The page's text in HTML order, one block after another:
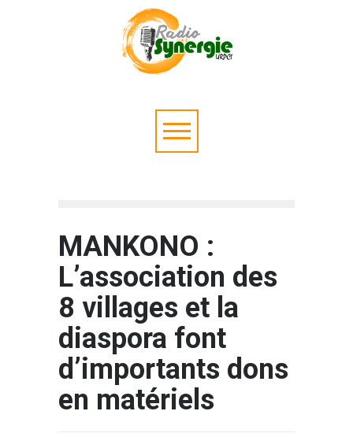
MANKONO :
L’association des
8 villages et la
diaspora font
d’importants dons
en matériels